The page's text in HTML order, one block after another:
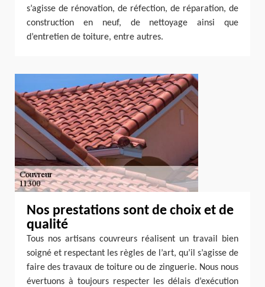
s’agisse de rénovation, de réfection, de réparation, de
construction en neuf, de nettoyage ainsi que
d’entretien de toiture, entre autres.
Nos prestations sont de choix et de
qualité
Tous nos artisans couvreurs réalisent un travail bien
soigné et respectant les règles de l’art, qu’il s’agisse de
faire des travaux de toiture ou de zinguerie. Nous nous
évertuons à toujours respecter les délais d’exécution